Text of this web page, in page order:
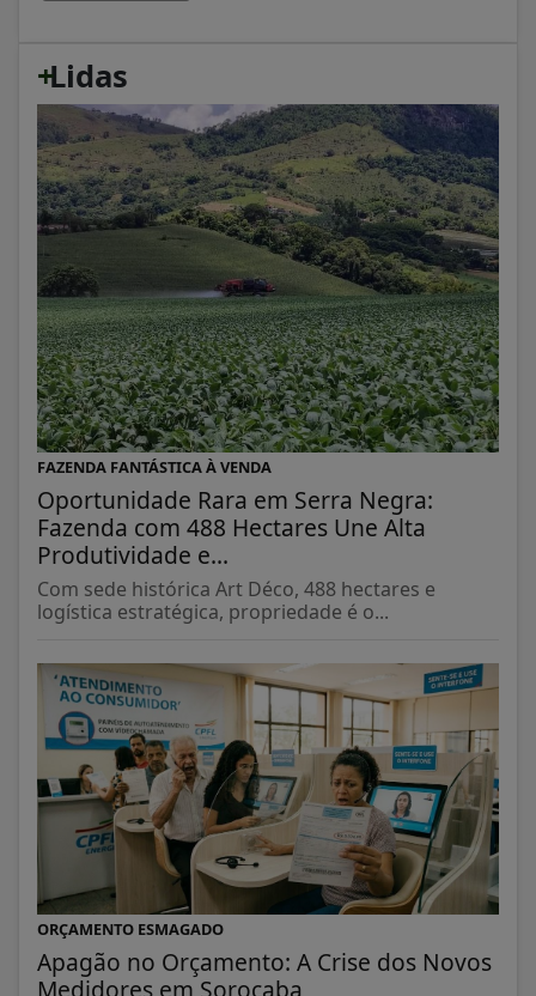
+
Lidas
FAZENDA FANTÁSTICA À VENDA
Oportunidade Rara em Serra Negra:
Fazenda com 488 Hectares Une Alta
Produtividade e...
Com sede histórica Art Déco, 488 hectares e
logística estratégica, propriedade é o...
ORÇAMENTO ESMAGADO
Apagão no Orçamento: A Crise dos Novos